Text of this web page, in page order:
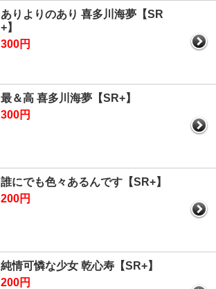
ありよりのあり 喜多川海夢【SR
+】
300円
最＆高 喜多川海夢【SR+】
300円
誰にでも色々あるんです【SR+】
200円
純情可憐な少女 乾心寿【SR+】
200円